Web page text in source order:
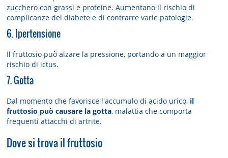
zucchero con grassi e proteine. Aumentano il rischio di
complicanze del diabete e di contrarre varie patologie.
6. Ipertensione
Il fruttosio può alzare la pressione, portando a un maggior
rischio di ictus.
7. Gotta
Dal momento che favorisce l'accumulo di acido urico, il
fruttosio può causare la gotta, malattia che comporta
frequenti attacchi di artrite.
Dove si trova il fruttosio